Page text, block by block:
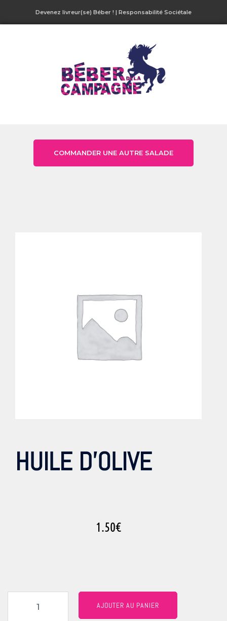
Devenez livreur(se) Béber ! | Responsabilité Sociétale
COMMANDER UNE AUTRE SALADE
HUILE D’OLIVE
1.50€
AJOUTER AU PANIER